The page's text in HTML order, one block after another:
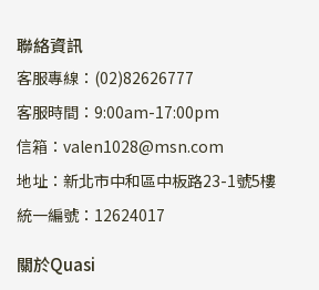
聯絡資訊
客服專線：(02)82626777
客服時間：9:00am-17:00pm
信箱：valen1028@msn.com
地址：新北市中和區中板路23-1號5樓
統一編號：12624017
關於Quasi